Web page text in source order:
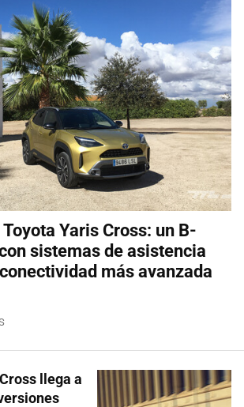
Yaris Cross: un B-
sistemas de asistencia
más avanzada
llega a